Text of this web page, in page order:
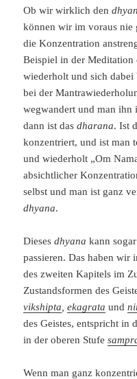
Ob wir wirklich den
können wir im voraus nie
die Konzentration
Beispiel in der Meditation
wiederholt und sich
bei der
wegwandert und man
dann ist dasdharana. Ist
konzentriert, und ist man
und wiederholt „Om
absichtlicher
selbst und man ist ganz
dhyana.
Diesesdhyana kann
passieren. Das haben wir
des zweiten Kapitels im
Zustandsformen des
vikshipta ,ekagrata und
des Geistes, entspricht in
in der oberen Stufe
Wenn man ganz